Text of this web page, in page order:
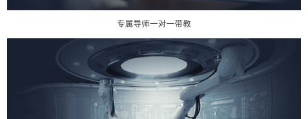
专属导师一对一带教